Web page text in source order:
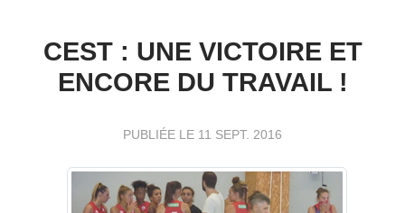
CEST : UNE VICTOIRE ET
ENCORE DU TRAVAIL !
PUBLIÉE LE 11 SEPT. 2016